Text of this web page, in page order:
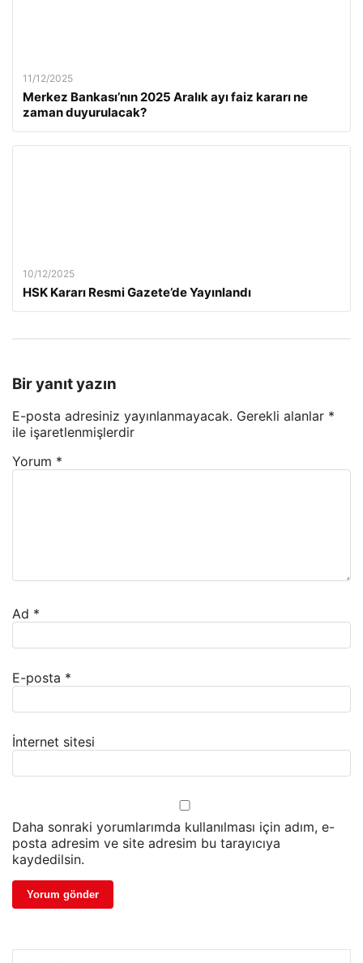
11/12/2025
Merkez Bankası’nın 2025 Aralık ayı faiz kararı ne
zaman duyurulacak?
10/12/2025
HSK Kararı Resmi Gazete’de Yayınlandı
Bir yanıt yazın
E-posta adresiniz yayınlanmayacak. Gerekli alanlar *
ile işaretlenmişlerdir
Yorum *
Ad *
E-posta *
İnternet sitesi
Daha sonraki yorumlarımda kullanılması için adım, e-
posta adresim ve site adresim bu tarayıcıya
kaydedilsin.